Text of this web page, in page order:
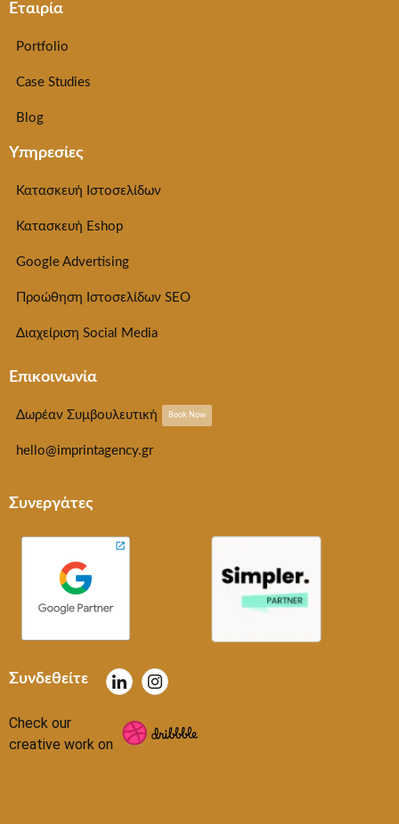
Εταιρία
Portfolio
Case Studies
Blog
Υπηρεσίες
Κατασκευή Ιστοσελίδων
Κατασκευή Eshop
Google Advertising
Προώθηση Ιστοσελίδων SEO
Διαχείριση Social Media
Επικοινωνία
Δωρέαν Συμβουλευτική Book Now
hello@imprintagency.gr
Συνεργάτες
Συνδεθείτε
Check our
creative work on